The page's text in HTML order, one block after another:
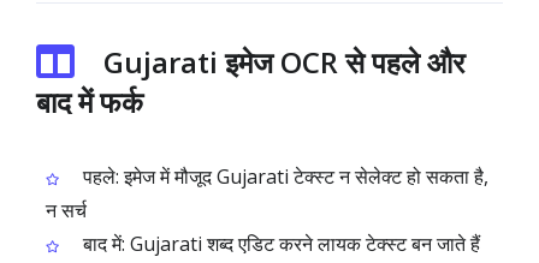
Gujarati इमेज OCR से पहले और
बाद में फर्क
पहले: इमेज में मौजूद Gujarati टेक्स्ट न सेलेक्ट हो सकता है,
न सर्च
बाद में: Gujarati शब्द एडिट करने लायक टेक्स्ट बन जाते हैं